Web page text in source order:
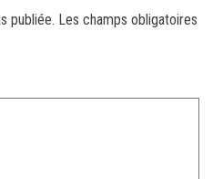
publiée. Les champs obligatoires